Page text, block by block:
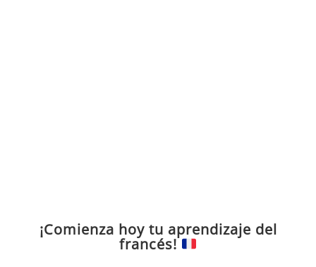
¡Comienza hoy tu aprendizaje del
francés!